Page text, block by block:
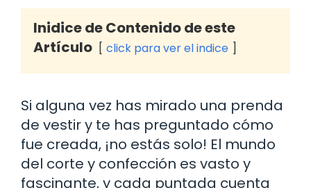
Inidice de Contenido de este
Artículo
click para ver el indice
Si alguna vez has mirado una prenda
de vestir y te has preguntado cómo
fue creada, ¡no estás solo! El mundo
del corte y confección es vasto y
fascinante, y cada puntada cuenta